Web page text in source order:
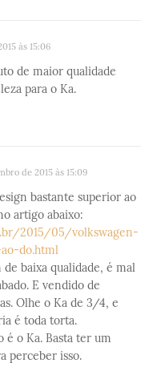
às 15:06
de maior qualidade
para o Ka.
de 2015 às 15:09
bastante superior ao
artigo abaixo:
2015/05/volkswagen-
do.html
baixa qualidade, é mal
E vendido de
Olhe o Ka de 3/4, e
é toda torta.
é o Ka. Basta ter um
perceber isso.